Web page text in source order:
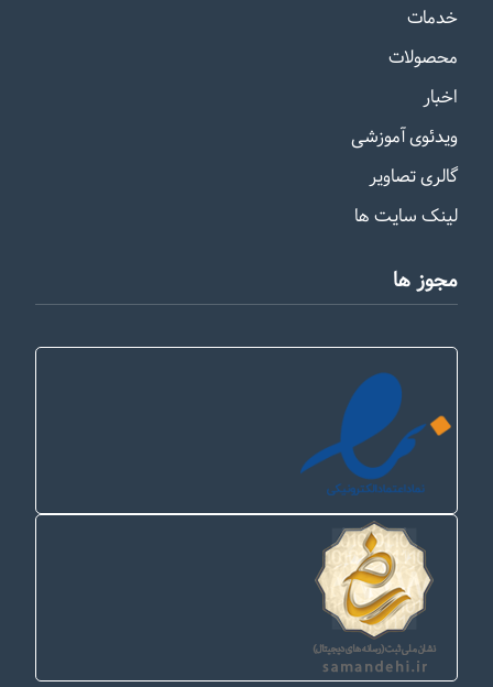
خدمات
محصولات
اخبار
ویدئوی آموزشی
گالری تصاویر
لینک سایت ها
مجوز ها